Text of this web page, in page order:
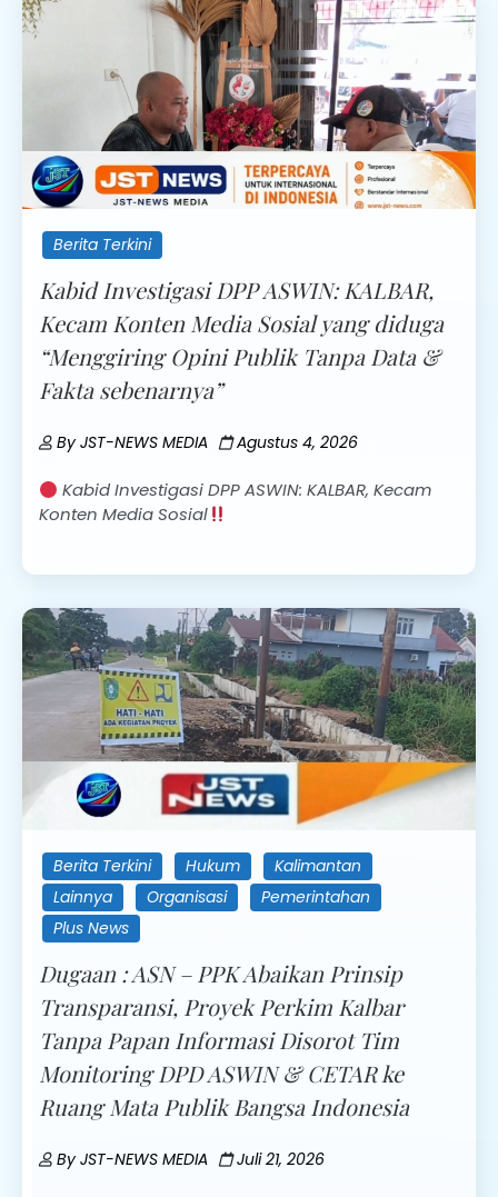
Berita Terkini
Kabid Investigasi DPP ASWIN: KALBAR,
Kecam Konten Media Sosial yang diduga
“Menggiring Opini Publik Tanpa Data &
Fakta sebenarnya”
ByJST-NEWS MEDIA Agustus 4, 2026
Kabid Investigasi DPP ASWIN: KALBAR, Kecam
Konten Media Sosial
Berita Terkini Hukum
Kalimantan
Lainnya
Organisasi
Pemerintahan
Plus News
Dugaan : ASN – PPK Abaikan Prinsip
Transparansi, Proyek Perkim Kalbar
Tanpa Papan Informasi Disorot Tim
Monitoring DPD ASWIN & CETAR ke
Ruang Mata Publik Bangsa Indonesia
ByJST-NEWS MEDIA Juli 21, 2026